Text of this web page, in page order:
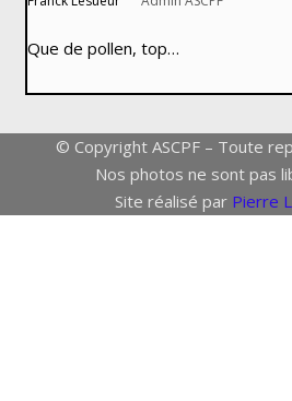
Que de pollen, top…
© Copyright ASCPF – Toute
Nos photos ne sont pas
Site réalisé par Pierre